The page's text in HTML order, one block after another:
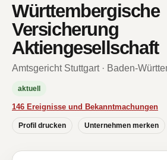
Württembergische
Versicherung
Aktiengesellschaft
Amtsgericht Stuttgart · Baden-
aktuell
146 Ereignisse und Bekanntmachungen
Profil drucken Unternehmen merken